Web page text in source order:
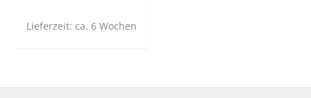
Lieferzeit: ca. 6 Wochen